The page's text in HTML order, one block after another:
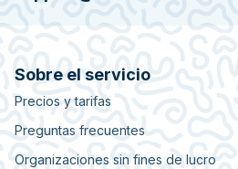
Sobre el servicio
Precios y tarifas
Preguntas frecuentes
Organizaciones sin fines de lucro